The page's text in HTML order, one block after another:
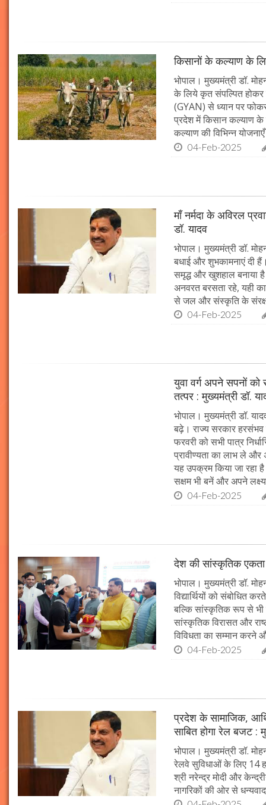
किसानों के कल्याण के
भोपाल। मुख्यमंत्री डॉ.
के लिये कृत संपल्पित होकर
(GYAN) से ध्यान पर
प्रदेश में किसान कल्याण के
कल्याण की विभिन्न
04-Feb-2025
माँ नर्मदा के अविरल
डॉ. यादव
भोपाल। मुख्यमंत्री डॉ.
बधाई और शुभकामनाएं दी
समृद्ध और खुशहाल बनाया
अनवरत बरसता रहे, यही
से जल और संस्कृति के
04-Feb-2025
युवा वर्ग अपने सपनों
तत्पर : मुख्यमंत्री डॉ.
भोपाल। मुख्यमंत्री डॉ.
बढ़े। राज्य सरकार
फरवरी को सभी पात्र
प्रावीण्यता का लाभ ले और
यह उपक्रम किया जा रहा
सक्षम भी बनें और अपने
04-Feb-2025
देश की सांस्कृतिक
भोपाल। मुख्यमंत्री डॉ.
विद्यार्थियों को संबोधित
बल्कि सांस्कृतिक रूप से भी
सांस्कृतिक विरासत और
विविधता का सम्मान
04-Feb-2025
प्रदेश के सामाजिक,
साबित होगा रेल बजट :
भोपाल। मुख्यमंत्री डॉ.
रेलवे सुविधाओं के लिए 14
श्री नरेन्द्र मोदी और
नागरिकों की ओर से